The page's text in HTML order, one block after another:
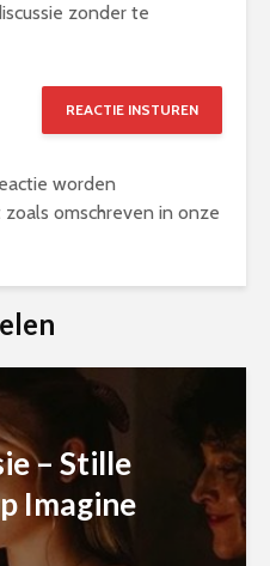
zonder te
worden
omschreven in onze
– Stille
Imagine